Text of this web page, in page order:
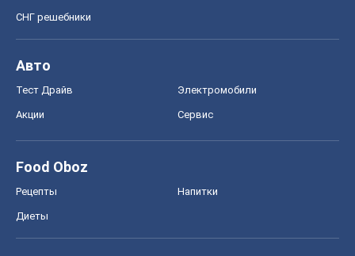
СНГ решебники
Авто
Тест Драйв Электромобили
Акции Сервис
Food Oboz
Рецепты Напитки
Диеты